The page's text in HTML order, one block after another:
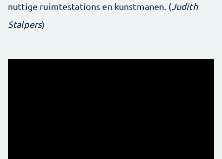
nuttige ruimtestations en kunstmanen. (Judith
Stalpers)